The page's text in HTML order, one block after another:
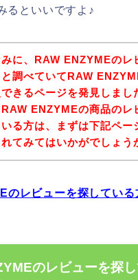
るといいですよ♪
に、RAW ENZYMEのレ
調べていてRAW
できるページを発見しまし
ENZYMEの商品のレ
いる方は、まずは下記ペー
てみてはいかがでしょう
のレビューを探している
のレビューを探